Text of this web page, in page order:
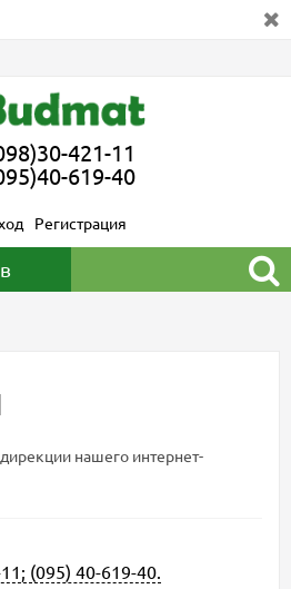
421-11
619-40
Регистрация
нашего интернет-
(095) 40-619-40.